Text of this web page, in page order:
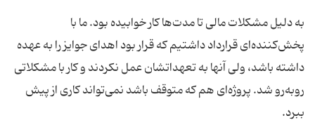
به دلیل مشكلات مالی تا مدت‌ها كار خوابیده بود. ما با
پخش‌كننده‌ای قرارداد داشتیم كه قرار بود اهدای جوایز را به عهده
داشته باشد، ولی آنها به تعهداتشان عمل نكردند و كار با مشكلاتی
روبه‌رو شد. پروژه‌ای هم كه متوقف باشد نمی‌تواند كاری از پیش